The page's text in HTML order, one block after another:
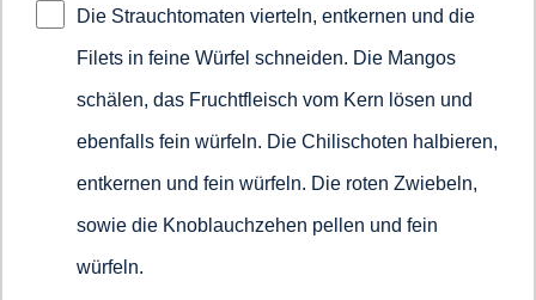
Die Strauchtomaten vierteln, entkernen und die
Filets in feine Würfel schneiden. Die Mangos
schälen, das Fruchtfleisch vom Kern lösen und
ebenfalls fein würfeln. Die Chilischoten halbieren,
entkernen und fein würfeln. Die roten Zwiebeln,
sowie die Knoblauchzehen pellen und fein
würfeln.